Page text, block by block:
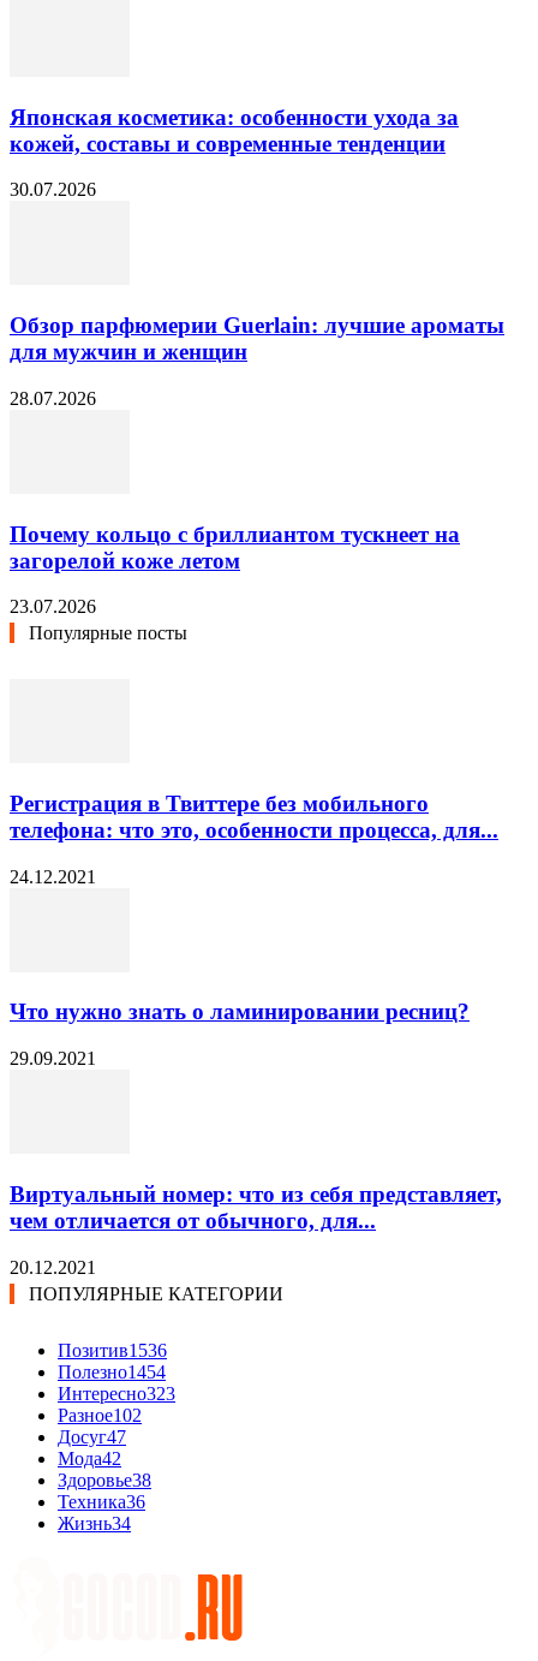
Японская косметика: особенности ухода за
кожей, составы и современные тенденции
30.07.2026
Обзор парфюмерии Guerlain: лучшие ароматы
для мужчин и женщин
28.07.2026
Почему кольцо с бриллиантом тускнеет на
загорелой коже летом
23.07.2026
Популярные посты
Регистрация в Твиттере без мобильного
телефона: что это, особенности процесса, для...
24.12.2021
Что нужно знать о ламинировании ресниц?
29.09.2021
Виртуальный номер: что из себя представляет,
чем отличается от обычного, для...
20.12.2021
ПОПУЛЯРНЫЕ КАТЕГОРИИ
Позитив1536
Полезно1454
Интересно323
Разное102
Досуг47
Мода42
Здоровье38
Техника36
Жизнь34